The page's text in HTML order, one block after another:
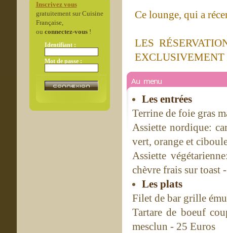
Inscrivez vous
gratuitement sur Cuisine
Française,
ou connectez-vous!
Identifiant :
Mot de passe :
Ce lounge, qui a
LES
EXCLUSIVEMENT
Au menu
Les entrées
Terrine de foie gras
Assiette nordique:
vert, orange et
Assiette
chèvre frais sur toast
Les plats
Filet de bar grille
Tartare de boeuf
mesclun - 25 Euros